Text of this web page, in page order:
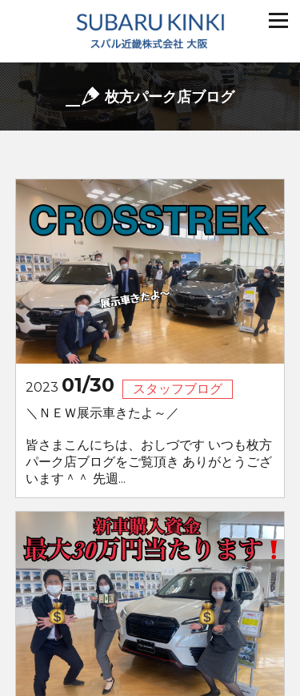
枚方パーク店ブログ
2023 01/30
スタッフブログ
＼ＮＥＷ展示車きたよ～／
皆さまこんにちは、おしづです いつも枚方
パーク店ブログをご覧頂き ありがとうござ
います＾＾ 先週...